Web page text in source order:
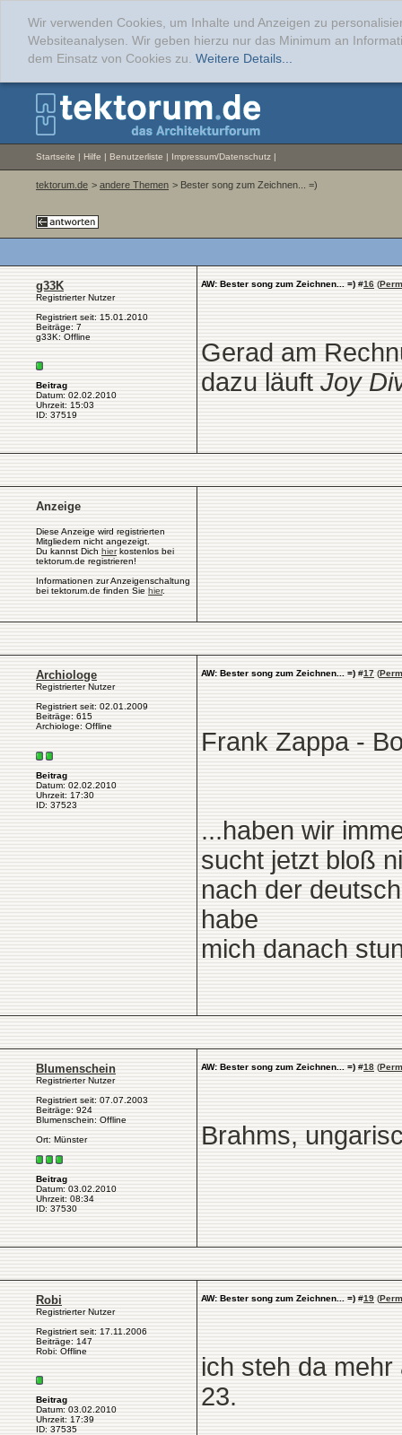
Wir verwenden Cookies, um Inhalte und Anzeigen zu
Websiteanalysen. Wir geben hierzu nur das Minimum an
dem Einsatz von Cookies zu. Weitere Details...
Startseite | Hilfe | Benutzerliste | Impressum/Datenschutz |
tektorum.de > andere Themen > Bester song zum Zeichnen... =)
g33K
Registrierter Nutzer
Registriert seit: 15.01.2010
Beiträge: 7
g33K: Offline
Beitrag
Datum: 02.02.2010
Uhrzeit: 15:03
ID: 37519
AW: Bester song zum Zeichnen... =) #16 (
Gerad am
dazu läuft Joy
Anzeige
Diese Anzeige wird registrierten
Mitgliedern nicht angezeigt.
Du kannst Dich hierkostenlos bei
tektorum.de registrieren!
Informationen zur Anzeigenschaltung
bei tektorum.de finden Sie hier.
Archiologe
Registrierter Nutzer
Registriert seit: 02.01.2009
Beiträge: 615
Archiologe: Offline
Beitrag
Datum: 02.02.2010
Uhrzeit: 17:30
ID: 37523
AW: Bester song zum Zeichnen... =) #17 (
Frank Zappa -
...haben wir
sucht jetzt bloß
nach der
habe
mich danach
Blumenschein
Registrierter Nutzer
Registriert seit: 07.07.2003
Beiträge: 924
Blumenschein: Offline
Ort: Münster
Beitrag
Datum: 03.02.2010
Uhrzeit: 08:34
ID: 37530
AW: Bester song zum Zeichnen... =) #18 (
Brahms,
Robi
Registrierter Nutzer
Registriert seit: 17.11.2006
Beiträge: 147
Robi: Offline
Beitrag
Datum: 03.02.2010
Uhrzeit: 17:39
ID: 37535
AW: Bester song zum Zeichnen... =) #19 (
ich steh da mehr
23.